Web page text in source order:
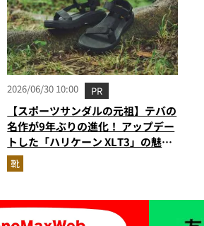
2026/06/30 10:00 PR
【スポーツサンダルの元祖】テバの
名作が9年ぶりの進化！ アップデー
トした「ハリケーン XLT3」の魅力
を識者があらゆる角度から徹底解
説！
靴